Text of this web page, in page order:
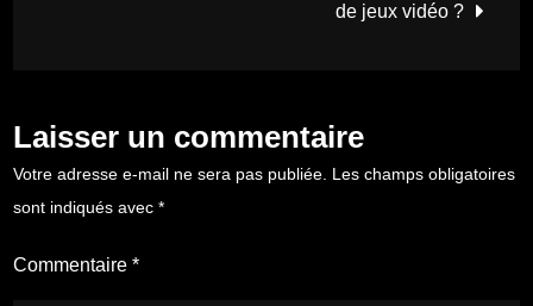
de jeux vidéo ?
Laisser un commentaire
Votre adresse e-mail ne sera pas publiée. Les champs obligatoires
sont indiqués avec*
Commentaire*